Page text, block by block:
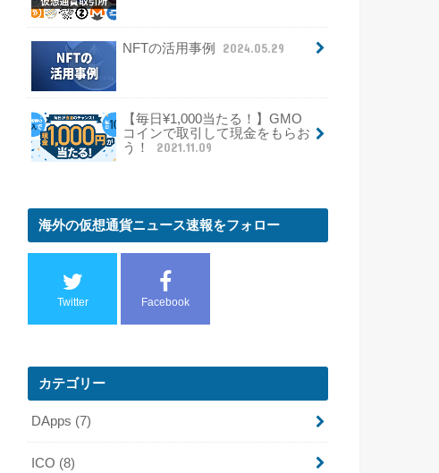
NFTの活用事例 2024.05.29
【毎日¥1,000当たる！】GMO
コインで取引して現金をもらお
う！
2021.11.09
海外の仮想通貨ニュース速報をフォロー
Twitter Facebook
カテゴリー
DApps (7)
ICO (8)